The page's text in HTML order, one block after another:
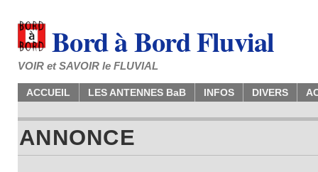
Bord à Bord Fluvial
VOIR et SAVOIR le FLUVIAL
ACCUEIL LES ANTENNES BaB INFOS DIVERS
ANNONCE